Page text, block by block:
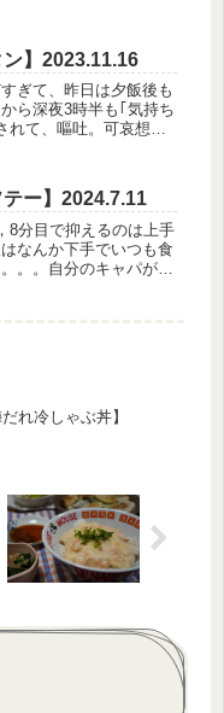
こパスタ・豆腐サラ
お味噌汁このパスタは
ン】2023.11.16
ぎて、昨日は夕飯後も
ら深夜3時半も｢気持ち
れて、嘔吐。可哀想
リタンにもボロネーゼ
ズをたっぷりかけたい...
テー】2024.7.11
8分目で抑えるのは上手
なんか下手でいつも食
。。自分のキャパがそ
れ冷しゃぶ丼】